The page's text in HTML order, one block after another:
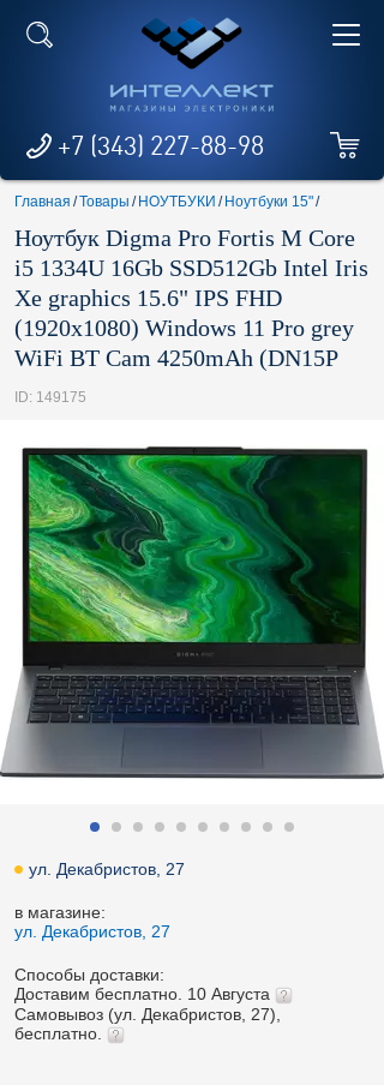
+7 (343) 227-88-98
Главная /Товары / НОУТБУКИ / Ноутбуки 15"/
Ноутбук Digma Pro Fortis M Core
i5 1334U 16Gb SSD512Gb Intel Iris
Xe graphics 15.6" IPS FHD
(1920x1080) Windows 11 Pro grey
WiFi BT Cam 4250mAh (DN15P
ID: 149175
ул. Декабристов, 27
в магазине:
ул. Декабристов, 27
Способы доставки:
Доставим бесплатно. 10 Августа
Самовывоз (ул. Декабристов, 27),
бесплатно.